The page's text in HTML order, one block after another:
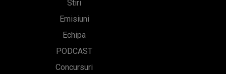
Stiri
Emisiuni
Echipa
PODCAST
Concursuri